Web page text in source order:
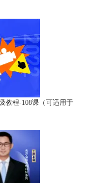
教程-108课（可适用于